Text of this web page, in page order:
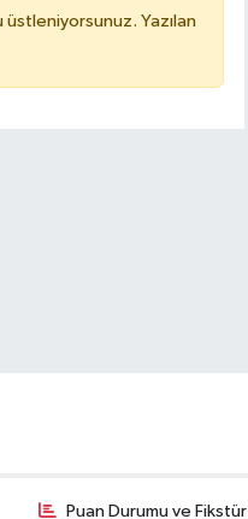
Yazılan
Puan Durumu ve Fikstür